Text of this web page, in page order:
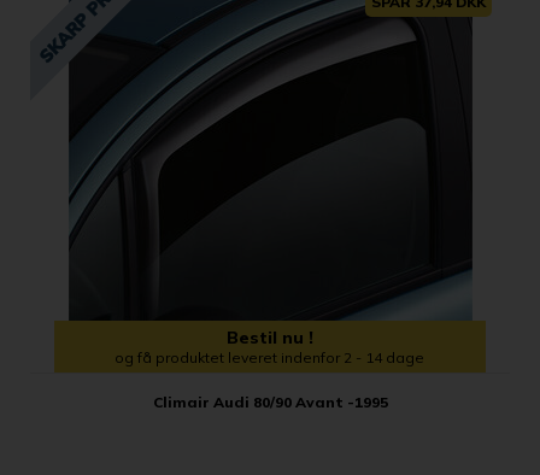
Bestil nu !
og få produktet leveret indenfor 2 - 14 dage
Climair Audi 80/90 Avant -1995